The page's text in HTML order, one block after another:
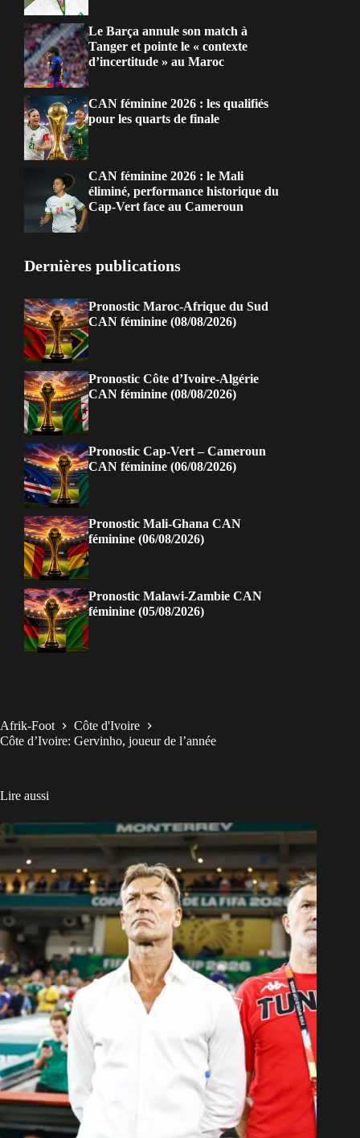
Le Barça annule son match à
Tanger et pointe le « contexte
d’incertitude » au Maroc
CAN féminine 2026 : les qualifiés
pour les quarts de finale
CAN féminine 2026 : le Mali
éliminé, performance historique du
Cap-Vert face au Cameroun
Dernières publications
Pronostic Maroc-Afrique du Sud
CAN féminine (08/08/2026)
Pronostic Côte d’Ivoire-Algérie
CAN féminine (08/08/2026)
Pronostic Cap-Vert – Cameroun
CAN féminine (06/08/2026)
Pronostic Mali-Ghana CAN
féminine (06/08/2026)
Pronostic Malawi-Zambie CAN
féminine (05/08/2026)
Afrik-Foot
Côte d'Ivoire
Côte d’Ivoire: Gervinho, joueur de l’année
Lire aussi